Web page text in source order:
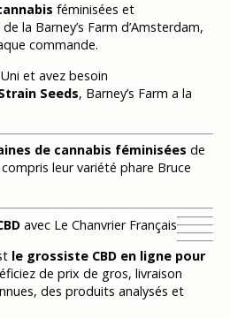
féminisées et
la Barney’s Farm d’Amsterdam,
commande.
et avez besoin
Seeds, Barney’s Farm a la
de cannabis féminisées de
leur variété phare Bruce
avec Le Chanvrier Français
le grossiste CBD en ligne pour
de prix de gros, livraison
des produits analysés et